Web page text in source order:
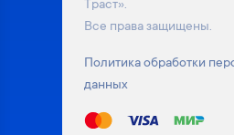
Траст».
Все права защищены.
Политика обработки
данных